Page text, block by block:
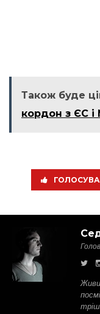
Також буде
кордон з ЄС